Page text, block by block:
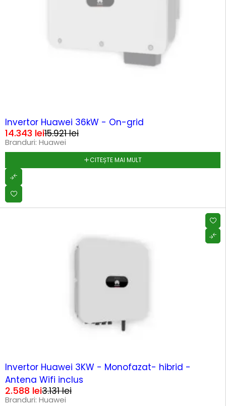
Invertor Huawei 36kW - On-grid
15.921lei
14.343 lei
Branduri: Huawei
CITEȘTE MAI MULT
Invertor Huawei 3KW - Monofazat- hibrid -
Antena Wifi inclus
3.131lei
2.588 lei
Branduri: Huawei